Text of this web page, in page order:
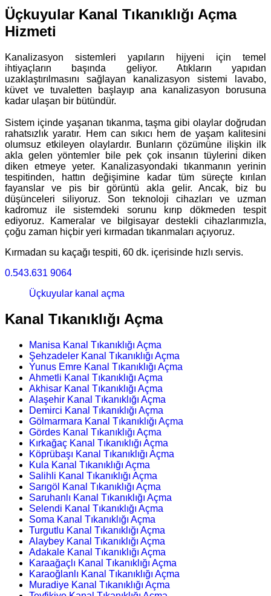
Üçkuyular Kanal Tıkanıklığı Açma
Hizmeti
Kanalizasyon sistemleri yapıların hijyeni için temel
ihtiyaçların başında geliyor. Atıkların yapıdan
uzaklaştırılmasını sağlayan kanalizasyon sistemi lavabo,
küvet ve tuvaletten başlayıp ana kanalizasyon borusuna
kadar ulaşan bir bütündür.
Sistem içinde yaşanan tıkanma, taşma gibi olaylar doğrudan
rahatsızlık yaratır. Hem can sıkıcı hem de yaşam kalitesini
olumsuz etkileyen olaylardır. Bunların çözümüne ilişkin ilk
akla gelen yöntemler bile pek çok insanın tüylerini diken
diken etmeye yeter. Kanalizasyondaki tıkanmanın yerinin
tespitinden, hattın değişimine kadar tüm süreçte kırılan
fayanslar ve pis bir görüntü akla gelir. Ancak, biz bu
düşünceleri siliyoruz. Son teknoloji cihazları ve uzman
kadromuz ile sistemdeki sorunu kırıp dökmeden tespit
ediyoruz. Kameralar ve bilgisayar destekli cihazlarımızla,
çoğu zaman hiçbir yeri kırmadan tıkanmaları açıyoruz.
Kırmadan su kaçağı tespiti, 60 dk. içerisinde hızlı servis.
0.543.631 9064
Üçkuyular kanal açma
Kanal Tıkanıklığı Açma
Manisa Kanal Tıkanıklığı Açma
Şehzadeler Kanal Tıkanıklığı Açma
Yunus Emre Kanal Tıkanıklığı Açma
Ahmetli Kanal Tıkanıklığı Açma
Akhisar Kanal Tıkanıklığı Açma
Alaşehir Kanal Tıkanıklığı Açma
Demirci Kanal Tıkanıklığı Açma
Gölmarmara Kanal Tıkanıklığı Açma
Gördes Kanal Tıkanıklığı Açma
Kırkağaç Kanal Tıkanıklığı Açma
Köprübaşı Kanal Tıkanıklığı Açma
Kula Kanal Tıkanıklığı Açma
Salihli Kanal Tıkanıklığı Açma
Sarıgöl Kanal Tıkanıklığı Açma
Saruhanlı Kanal Tıkanıklığı Açma
Selendi Kanal Tıkanıklığı Açma
Soma Kanal Tıkanıklığı Açma
Turgutlu Kanal Tıkanıklığı Açma
Alaybey Kanal Tıkanıklığı Açma
Adakale Kanal Tıkanıklığı Açma
Karaağaçlı Kanal Tıkanıklığı Açma
Karaoğlanlı Kanal Tıkanıklığı Açma
Muradiye Kanal Tıkanıklığı Açma